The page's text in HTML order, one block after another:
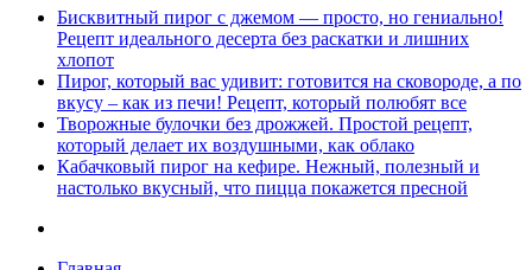
Бисквитный пирог с джемом — просто, но гениально!
Рецепт идеального десерта без раскатки и лишних
хлопот
Пирог, который вас удивит: готовится на сковороде, а по
вкусу – как из печи! Рецепт, который полюбят все
Творожные булочки без дрожжей. Простой рецепт,
который делает их воздушными, как облако
Кабачковый пирог на кефире. Нежный, полезный и
настолько вкусный, что пицца покажется пресной